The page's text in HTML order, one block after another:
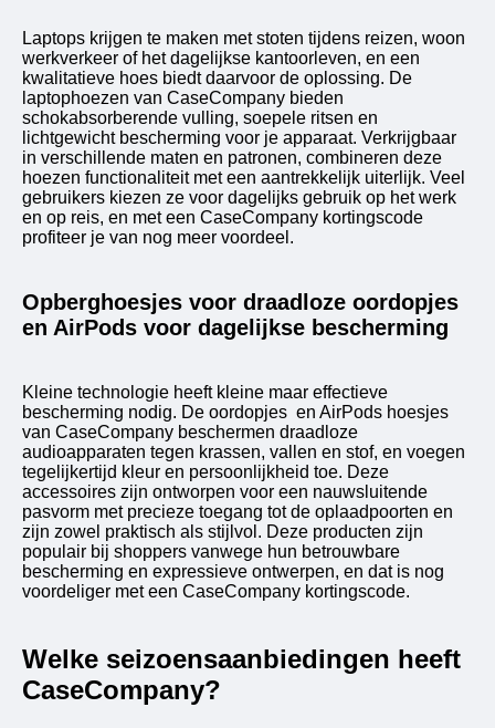
Laptops krijgen te maken met stoten tijdens reizen, woon
werkverkeer of het dagelijkse kantoorleven, en een
kwalitatieve hoes biedt daarvoor de oplossing. De
laptophoezen van CaseCompany bieden
schokabsorberende vulling, soepele ritsen en
lichtgewicht bescherming voor je apparaat. Verkrijgbaar
in verschillende maten en patronen, combineren deze
hoezen functionaliteit met een aantrekkelijk uiterlijk. Veel
gebruikers kiezen ze voor dagelijks gebruik op het werk
en op reis, en met een CaseCompany kortingscode
profiteer je van nog meer voordeel.
Opberghoesjes voor draadloze oordopjes
en AirPods voor dagelijkse bescherming
Kleine technologie heeft kleine maar effectieve
bescherming nodig. De oordopjes en AirPods hoesjes
van CaseCompany beschermen draadloze
audioapparaten tegen krassen, vallen en stof, en voegen
tegelijkertijd kleur en persoonlijkheid toe. Deze
accessoires zijn ontworpen voor een nauwsluitende
pasvorm met precieze toegang tot de oplaadpoorten en
zijn zowel praktisch als stijlvol. Deze producten zijn
populair bij shoppers vanwege hun betrouwbare
bescherming en expressieve ontwerpen, en dat is nog
voordeliger met een CaseCompany kortingscode.
Welke seizoensaanbiedingen heeft
CaseCompany?